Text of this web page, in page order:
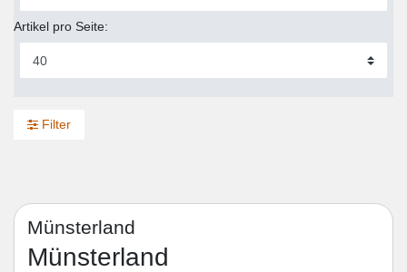
Artikel pro Seite:
Filter
Münsterland
Münsterland